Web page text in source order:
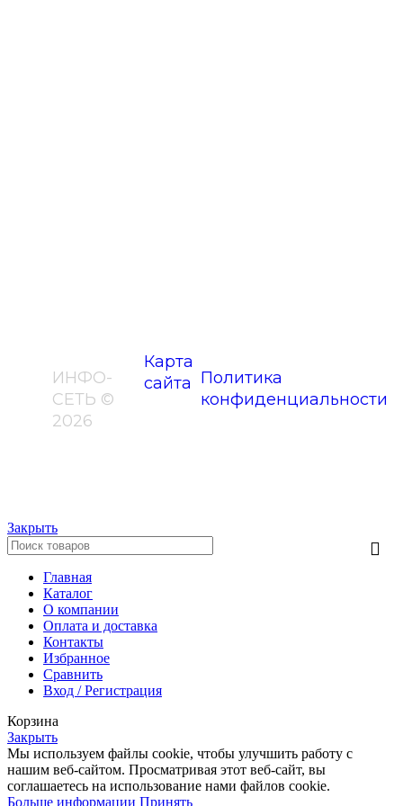
ИНФО-
СЕТЬ ©
2026
Карта
сайта Политика
конфиденциальности
Закрыть
Главная
Каталог
О компании
Оплата и доставка
Контакты
Избранное
Сравнить
Вход / Регистрация
Корзина
Закрыть
Мы используем файлы cookie, чтобы улучшить работу с
нашим веб-сайтом. Просматривая этот веб-сайт, вы
соглашаетесь на использование нами файлов cookie.
Больше информации Принять